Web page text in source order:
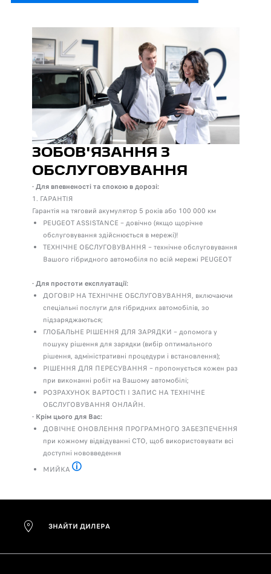
ЗОБОВ'ЯЗАННЯ З
ОБСЛУГОВУВАННЯ
- Для впевненості та спокою в дорозі:
1. ГАРАНТІЯ
Гарантія на тяговий акумулятор 5 років або 100 000 км
PEUGEOT ASSISTANCE – довічно (якщо щорічне
обслуговування здійснюється в мережі)!
ТЕХНІЧНЕ ОБСЛУГОВУВАННЯ – технічне обслуговування
Вашого гібридного автомобіля по всій мережі PEUGEOT
- Для простоти експлуатації:
ДОГОВІР НА ТЕХНІЧНЕ ОБСЛУГОВУВАННЯ, включаючи
спеціальні послуги для гібридних автомобілів, зо
підзаряджаються;
ГЛОБАЛЬНЕ РІШЕННЯ ДЛЯ ЗАРЯДКИ – допомога у
пошуку рішення для зарядки (вибір оптимального
рішення, адміністративні процедури і встановлення);
РІШЕННЯ ДЛЯ ПЕРЕСУВАННЯ – пропонується кожен раз
при виконанні робіт на Вашому автомобілі;
РОЗРАХУНОК ВАРТОСТІ І ЗАПИС НА ТЕХНІЧНЕ
ОБСЛУГОВУВАННЯ ОНЛАЙН.
- Крім цього для Вас:
ДОВІЧНЕ ОНОВЛЕННЯ ПРОГРАМНОГО ЗАБЕЗПЕЧЕННЯ
при кожному відвідуванні СТО, щоб використовувати всі
доступні нововведення
МИЙКА
ЗНАЙТИ ДИЛЕРА